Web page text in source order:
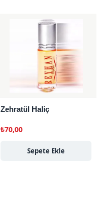
Zehratül Haliç
₺70,00
Sepete Ekle